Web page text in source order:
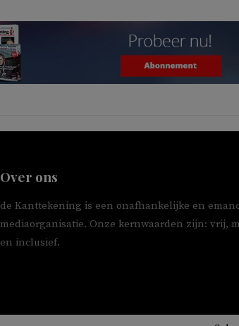
Over ons
de Kanttekening is een onafhankelijke en
mediaorganisatie. Onze kernwaarden zijn: vrij,
en inclusief.